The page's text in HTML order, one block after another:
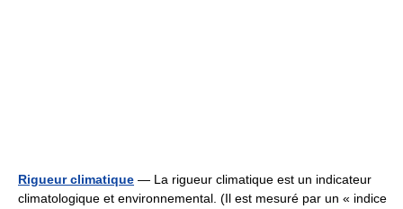
Rigueur climatique — La rigueur climatique est un indicateur
climatologique et environnemental. (Il est mesuré par un « indice